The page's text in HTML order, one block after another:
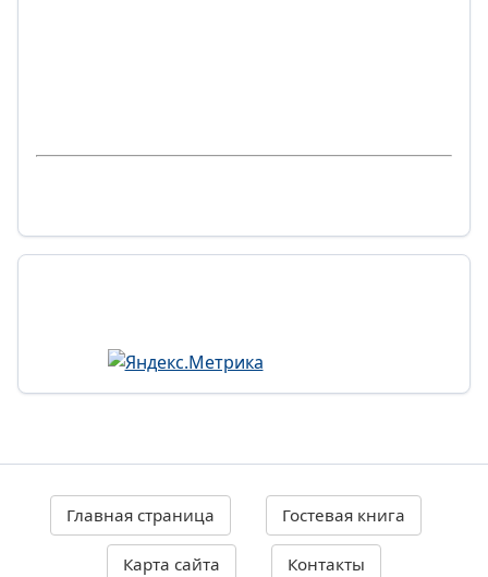
Главная страница Гостевая книга
Карта сайта Контакты